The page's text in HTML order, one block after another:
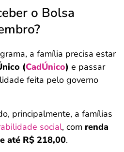
o Bolsa
a família precisa estar
(CadÚnico) e passar
feita pelo governo
principalmente, a famílias
social, com renda
até R$ 218,00.